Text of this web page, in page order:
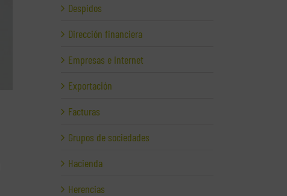
Despidos
Dirección financiera
Empresas e Internet
Exportación
Facturas
Grupos de sociedades
Hacienda
Herencias